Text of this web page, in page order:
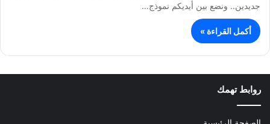
جديدين.. ونضع بين أيديكم نموذج…
أكمل القراءة »
روابط تهمك